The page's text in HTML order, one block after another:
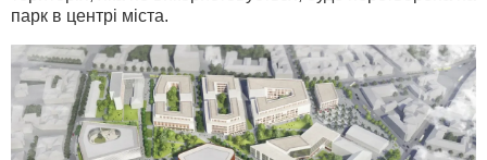
парк в центрі міста.